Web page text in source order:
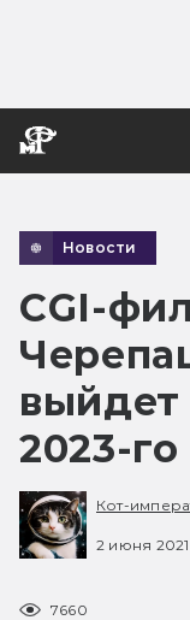
Новости
CGI-
выйдет
2023-го
Кот-
2 июня 2021
7660